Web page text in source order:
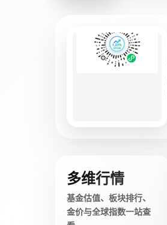
多维行情
基金估值、板块排行、
金价与全球指数一站查